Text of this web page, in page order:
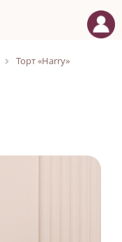
Торт «Harry»